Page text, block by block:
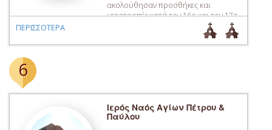
ακολούθησαν προσθήκες και
μετατροπές κατά τον 16ο και τον 17ο
αιώνα. Τα χρόνια της Τουρκοκρατίας
μετατράπηκε σε τζαμί. Σήμερα
στεγάζει την Βυζαντινή και
ΠΕΡΙΣΣΟΤΕΡΑ
6
Ιερός Ναός Αγίων Πέτρου &
Παύλου